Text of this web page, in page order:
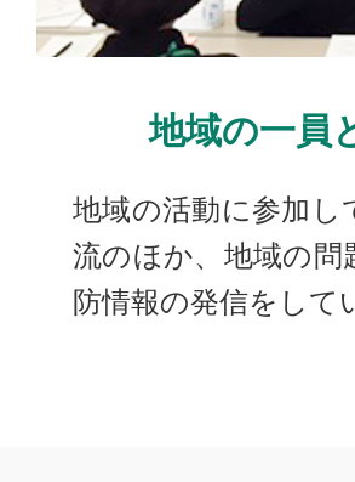
地域の一員
地域の活動に参加し
流のほか、地域の問
防情報の発信をして